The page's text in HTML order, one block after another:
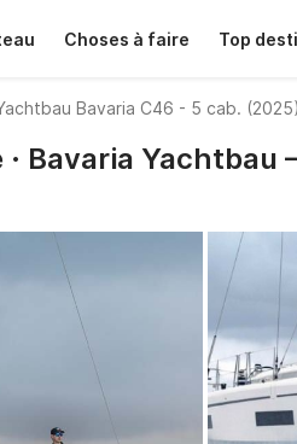
Choses à faire Top
Bavaria C46 - 5 cab. (2025)
Bavaria